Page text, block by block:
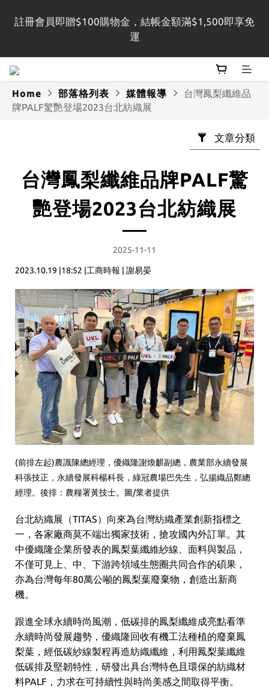
註冊會員即贈$100購物金，結帳金額滿$1,500即享免
運
Register as a member and receive NT$100
註冊會員即贈$100購物金，結帳金額滿$1,500即享免
運
Home 部落格列表 媒體報導
台灣鳳梨纖維品
牌PALF驚艷登場2023台北紡織展
文章分類
台灣鳳梨纖維品牌PALF驚
艷登場2023台北紡織展
2025-11-11
2023.10.19 |18:52 |工商時報 | 謝易晏
(前排左起)農識陳總經理，優織隆謝煥麒副總，農業部永續發展
科張技正，永續發展科楊科長，綠冠農場巴先生，弘揚織品鄭總
經理。後排：農糧署黃技士。圖/業者提供
台北紡織展（TITAS）向來為台灣紡織產業創新指標之
一，各家廠商莫不端出獨家技術，搶攻國內外訂單。其
中優織隆企業所發表的鳳梨葉纖維紗線、面料與製品，
不僅可見上、中、下游跨領域生態圈共同合作的碩果，
亦為台灣每年80萬公噸的鳳梨葉廢棄物，創造出新商
機。
跟進全球永續時尚風潮，低碳排的鳳梨纖維成亮點看準
永續時尚發展趨勢，優織隆回收有機工法種植的廢棄鳳
梨葉，經低碳紗線製程再造紡織纖維，利用鳳梨葉纖維
低碳排及堅韌特性，研發出具台灣特色且環保的紡織材
料PALF，力求在可持續性與時尚美感之間取得平衡。